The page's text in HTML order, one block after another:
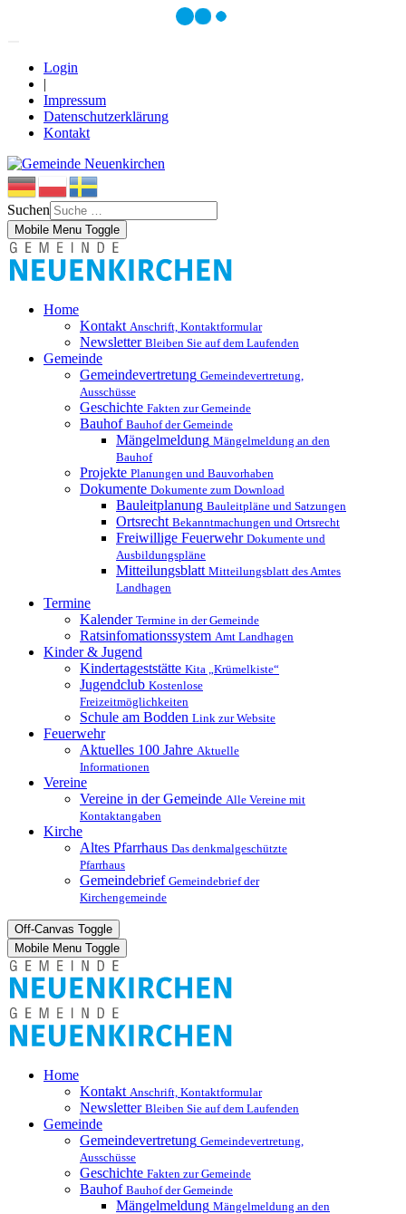
Login
|
Impressum
Datenschutzerklärung
Kontakt
Suchen
Mobile Menu Toggle
Home
Kontakt Anschrift, Kontaktformular
Newsletter Bleiben Sie auf dem Laufenden
Gemeinde
Gemeindevertretung Gemeindevertretung,
Ausschüsse
Geschichte Fakten zur Gemeinde
Bauhof Bauhof der Gemeinde
Mängelmeldung Mängelmeldung an den
Bauhof
Projekte Planungen und Bauvorhaben
Dokumente Dokumente zum Download
Bauleitplanung Bauleitpläne und Satzungen
Ortsrecht Bekanntmachungen und Ortsrecht
Freiwillige Feuerwehr Dokumente und
Ausbildungspläne
Mitteilungsblatt Mitteilungsblatt des Amtes
Landhagen
Termine
Kalender Termine in der Gemeinde
Ratsinfomationssystem Amt Landhagen
Kinder & Jugend
Kindertageststätte Kita „Krümelkiste“
Jugendclub Kostenlose
Freizeitmöglichkeiten
Schule am Bodden Link zur Website
Feuerwehr
Aktuelles 100 Jahre Aktuelle
Informationen
Vereine
Vereine in der Gemeinde Alle Vereine mit
Kontaktangaben
Kirche
Altes Pfarrhaus Das denkmalgeschützte
Pfarrhaus
Gemeindebrief Gemeindebrief der
Kirchengemeinde
Off-Canvas Toggle
Mobile Menu Toggle
Home
Kontakt Anschrift, Kontaktformular
Newsletter Bleiben Sie auf dem Laufenden
Gemeinde
Gemeindevertretung Gemeindevertretung,
Ausschüsse
Geschichte Fakten zur Gemeinde
Bauhof Bauhof der Gemeinde
Mängelmeldung Mängelmeldung an den